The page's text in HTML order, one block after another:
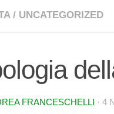
/ UNCATEGORIZED
FRANCESCHELLI · 4